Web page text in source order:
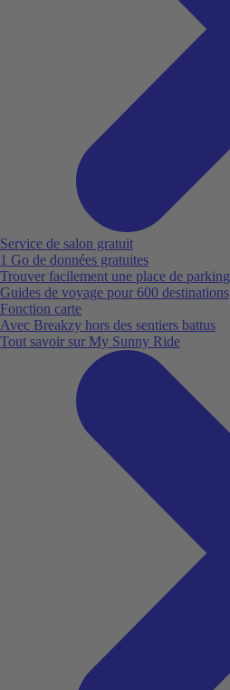
Service de salon gratuit
1 Go de données gratuites
Trouver facilement une place de parking
Guides de voyage pour 600 destinations
Fonction carte
Avec Breakzy hors des sentiers battus
Tout savoir sur My Sunny Ride